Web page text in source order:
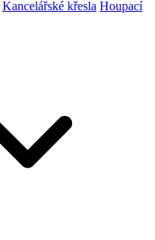
Kancelářské křesla Houpací